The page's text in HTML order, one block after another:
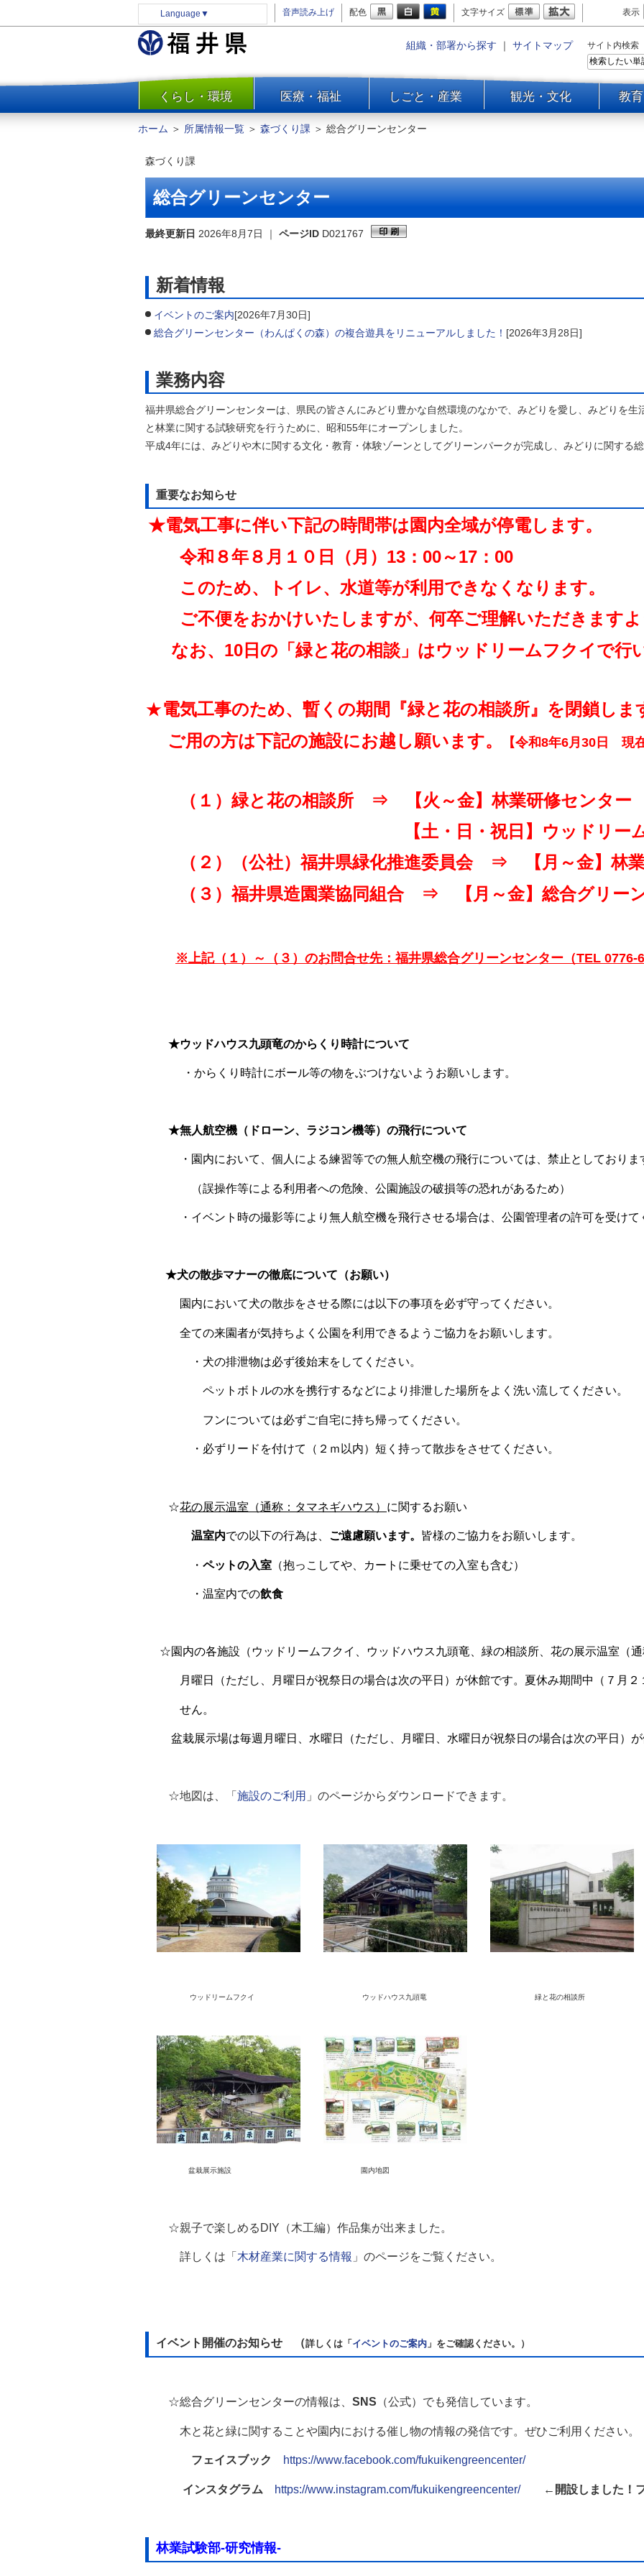
Language ▼ 音声読み上げ 配色 文字サイズ 表示
組織・部署から探す ｜ サイトマップ サイト内検索
一覧
くらし・環境 医療・福祉 しごと・産業 観光・文化 教
防災
消費・生活
水道・エネルギー
住まい・土地
環境問題・廃棄物対策・リサ
交通・道路
河川・砂防・港湾
自然
ホーム ＞ 所属情報一覧 ＞ 森づくり課 ＞ 総合グリーンセンター
森づくり課
総合グリーンセンター
最終更新日 2026年8月7日 ｜ ページID D021767
新着情報
イベントのご案内[2026年7月30日]
総合グリーンセンター（わんぱくの森）の複合遊具をリニューアルしました！ [2026年3月28日]
業務内容
福井県総合グリーンセンターは、県民の皆さんにみどり豊かな自然環境のなかで、みどりを愛し、みどりを生
と林業に関する試験研究を行うために、昭和55年にオープンしました。
平成4年には、みどりや木に関する文化・教育・体験ゾーンとしてグリーンパークが完成し、みどりに関する
重要なお知らせ
★電気工事に伴い下記の時間帯は園内全域が停電します。
令和８年８月１０日（月）13：00～17：00
このため、トイレ、水道等が利用できなくなります。
ご不便をおかけいたしますが、何卒ご理解いただきますよ
なお、10日の「緑と花の相談」はウッドリームフクイで行
★電気工事のため、暫くの期間『緑と花の相談所』を閉鎖しま
ご用の方は下記の施設にお越し願います。
【令和8年6月30日 現在
（１）緑と花の相談所 ⇒ 【火～金】林業研修センター
【土・日・祝日】ウッドリームフ
（２）（公社）福井県緑化推進委員会 ⇒ 【月～金】林業
（３）福井県造園業協同組合 ⇒ 【月～金】総合グリーン
※上記（１）～（３）のお問合せ先：福井県総合グリーンセンター（TEL 0776-
★ウッドハウス九頭竜のからくり時計について
・からくり時計にボール等の物をぶつけないようお願いします。
★無人航空機（ドローン、ラジコン機等）の飛行について
・園内において、個人による練習等での無人航空機の飛行については、禁止としておりま
（誤操作等による利用者への危険、公園施設の破損等の恐れがあるため）
・イベント時の撮影等により無人航空機を飛行させる場合は、公園管理者の許可を受けて
★犬の散歩マナーの徹底について（お願い）
園内において犬の散歩をさせる際には以下の事項を必ず守ってください。
全ての来園者が気持ちよく公園を利用できるようご協力をお願いします。
・犬の排泄物は必ず後始末をしてください。
ペットボトルの水を携行するなどにより排泄した場所をよく洗い流してください。
フンについては必ずご自宅に持ち帰ってください。
・必ずリードを付けて（２ｍ以内）短く持って散歩をさせてください。
☆花の展示温室（通称：タマネギハウス） に関するお願い
温室内での以下の行為は、 ご遠慮願います。 皆様のご協力をお願いします。
・ ペットの入室 （抱っこしてや、カートに乗せての入室も含む）
・温室内での飲食
☆園内の各施設（ウッドリームフクイ、ウッドハウス九頭竜、緑の相談所、花の展示温室（
月曜日（ただし、月曜 日 が祝祭日の場合は次の平日）が休館です。夏休み期間中（７月
せん。
盆栽展示場は毎週月曜日、水曜日（ただし、月曜日、水曜日が祝祭日の場合は次の平日）
☆地図は、「 施設のご利用 」のページからダウンロードできます。
ウッドリームフクイ ウッドハウス九頭竜 緑と花の
盆栽展示施設 園内地図
☆親子で楽しめるDIY（木工編）作品集が出来ました。
詳しくは「 木材産業に関する情報 」のページをご覧ください。
イベント開催のお知らせ （詳しくは「 イベントのご案内 」をご確認ください。）
☆総合グリーンセンターの情報は、 SNS （公式）でも発信しています。
木と花と緑に関することや園内における催し物の情報の発信です。ぜひご利用ください。
フェイスブック https://www.facebook.com/fukuikengreencenter/
インスタグラム https://www.instagram.com/fukuikengreencenter/ ←開設しました！
林業試験部‐研究情報‐